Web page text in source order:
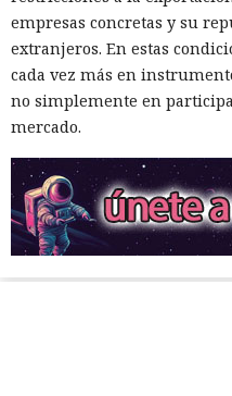
empresas concretas y su
extranjeros. En estas
cada vez más en
no simplemente en
mercado.